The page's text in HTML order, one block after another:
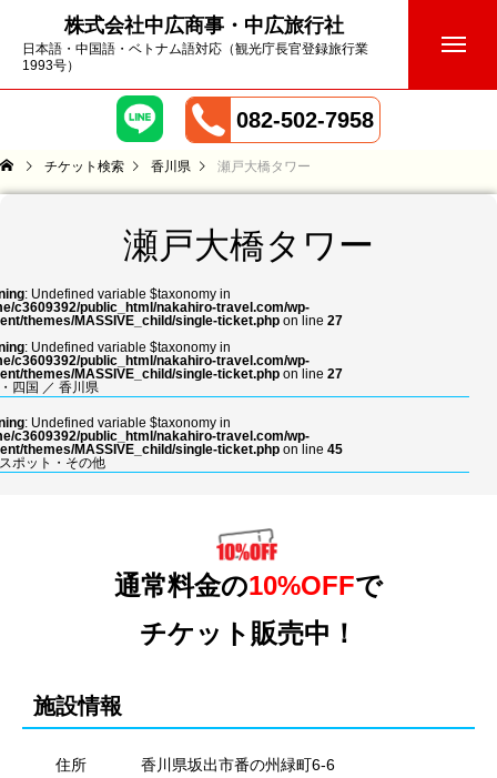
株式会社中広商事・中広旅行社
日本語・中国語・ベトナム語対応（観光庁長官登録旅行業
1993号）
082-502-7958
チケット検索 香川県 瀬戸大橋タワー
瀬戸大橋タワー
: Undefined variable $taxonomy in
c3609392/public_html/nakahiro-travel.com/wp-
themes/MASSIVE_child/single-ticket.php on line 27
: Undefined variable $taxonomy in
c3609392/public_html/nakahiro-travel.com/wp-
themes/MASSIVE_child/single-ticket.php on line 27
四国 ／ 香川県
: Undefined variable $taxonomy in
c3609392/public_html/nakahiro-travel.com/wp-
themes/MASSIVE_child/single-ticket.php on line 45
ポット・その他
通常料金の10%OFFで
チケット販売中！
施設情報
住所 香川県坂出市番の州緑町6-6